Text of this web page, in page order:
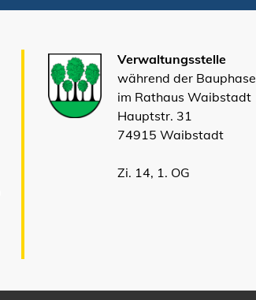
Verwaltungsstelle
während der Bauphase
im Rathaus Waibstadt
Hauptstr. 31
74915 Waibstadt
Zi. 14, 1. OG